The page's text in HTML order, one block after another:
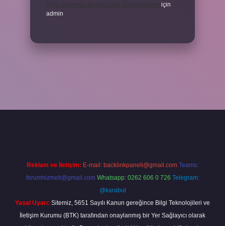
için
admin
Reklam ve İletişim: E-mail: backlinkpaneli@gmail.com Teams:
forumhizmeti@gmail.com Whatsapp: 0262 606 0 726 Telegram:
@karabul
Yasal Uyarı: Sitemiz, 5651 Sayılı Kanun gereğince Bilgi Teknolojileri ve
İletişim Kurumu (BTK) tarafından onaylanmış bir Yer Sağlayıcı olarak